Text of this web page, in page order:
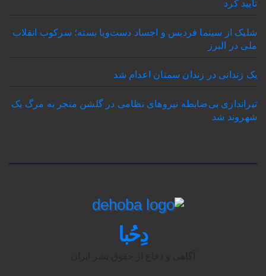
تایید کرد
شلیک از سینما فردیس و اجساد دست‌وپا بسته؛ سرکوب انقلاب
ملی در البرز
یک زندانی در زندان سمنان اعدام شد
تیراندازی بی‌ضابطه نیروهای نظامی در گلشن منجر به مرگ یک
شهروند شد
دِحُبا